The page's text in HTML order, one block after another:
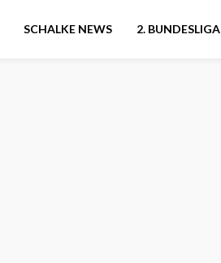
SCHALKE NEWS 2. BUNDESLIGA